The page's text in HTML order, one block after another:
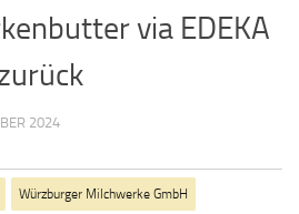
via EDEKA
2024
Würzburger Milchwerke GmbH